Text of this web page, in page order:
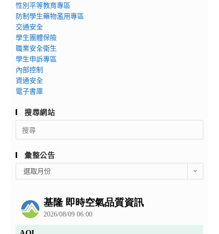
性別平等教育專區
防制學生藥物濫用專區
交通安全
學生團體保險
職業安全衛生
學生申訴專區
內部控制
資通安全
電子書庫
搜尋網站
Search
for:
彙整公告
整
選取月份